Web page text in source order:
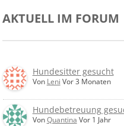
AKTUELL IM FORUM
Hundesitter gesucht
Von Leni Vor 3 Monaten
Hundebetreuung
VonQuantina Vor 1 Jahr